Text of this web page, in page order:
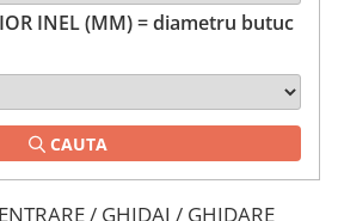
INEL (MM) = diametru butuc
CAUTA
/ GHIDAJ / GHIDARE